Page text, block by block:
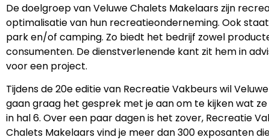
De doelgroep van Veluwe Chalets Makelaars zijn
optimalisatie van hun recreatieonderneming. Ook
park en/of camping. Zo biedt het bedrijf zowel
consumenten. De dienstverlenende kant zit hem in
voor een project.
Tijdens de 20e editie van Recreatie Vakbeurs wil
gaan graag het gesprek met je aan om te kijken wat
in hal 6. Over een paar dagen is het zover, Recreatie
Chalets Makelaars vind je meer dan 300 exposanten